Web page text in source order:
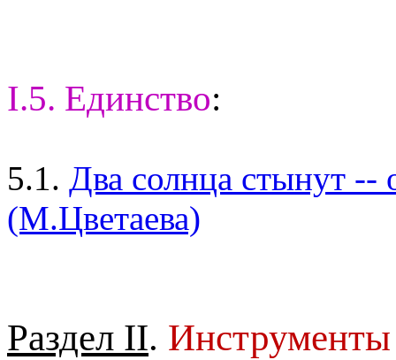
I.5. Единство:
5.1. Два солнца стынут
(М.Цветаева)
Раздел II. Инструменты